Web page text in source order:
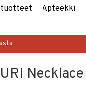
Apteekki
Necklace